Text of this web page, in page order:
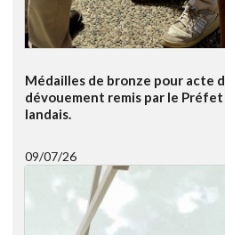
Médailles de bronze pour acte
dévouement remis par le Préfet
landais.
09/07/26